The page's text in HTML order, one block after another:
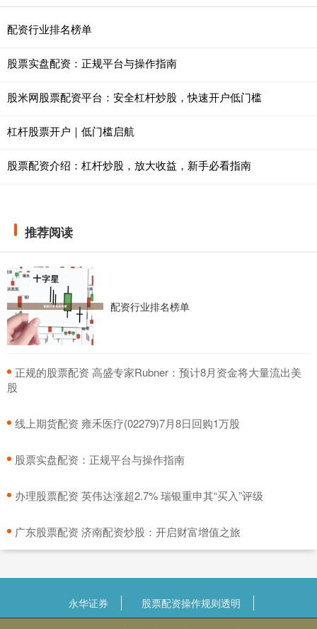
配资行业排名榜单
股票实盘配资：正规平台与操作指南
股米网股票配资平台：安全杠杆炒股，快速开户低门槛
杠杆股票开户｜低门槛启航
股票配资介绍：杠杆炒股，放大收益，新手必看指南
推荐阅读
配资行业排名榜单
​正规的股票配资 高盛专家Rubner：预计8月资金将大量流出美
股
​线上期货配资 雍禾医疗(02279)7月8日回购1万股
​股票实盘配资：正规平台与操作指南
​办理股票配资 英伟达涨超2.7% 瑞银重申其“买入”评级
​广东股票配资 济南配资炒股：开启财富增值之旅
永华证券 股票配资操作规则透明